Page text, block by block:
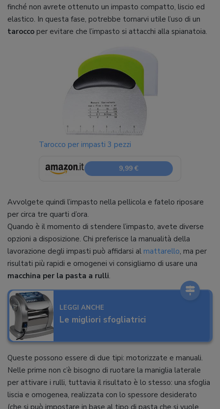
finché non avrete ottenuto un impasto compatto, liscio ed
elastico. In questa fase, potrebbe tornarvi utile l’uso di un
tarocco per evitare che l’impasto si attacchi alla spianatoia.
Tarocco per impasti 3 pezzi
9,99 €
Avvolgete quindi l’impasto nella pellicola e fatelo riposare
per circa tre quarti d’ora.
Quando è il momento di stendere l’impasto, avete diverse
opzioni a disposizione. Chi preferisce la manualità della
lavorazione degli impasti può affidarsi al mattarello, ma per
risultati più rapidi e omogenei vi consigliamo di usare una
macchina per la pasta a rulli.
LEGGI ANCHE
Le migliori sfogliatrici
Queste possono essere di due tipi: motorizzate e manuali.
Nelle prime non c’è bisogno di ruotare la maniglia laterale
per attivare i rulli, tuttavia il risultato è lo stesso: una sfoglia
liscia e omogenea, realizzata con lo spessore desiderato
(che si può impostare in base al tipo di pasta che si vuole